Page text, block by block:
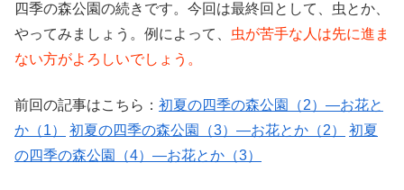
四季の森公園の続きです。今回は最終回として、虫とか、
やってみましょう。例によって、 虫が苦手な人は先に進ま
ない方がよろしいでしょう。
前回の記事はこちら： 初夏の四季の森公園（2）―お花と
か（1）
初夏の四季の森公園（3）―お花とか（2）
初夏
の四季の森公園（4）―お花とか（3）